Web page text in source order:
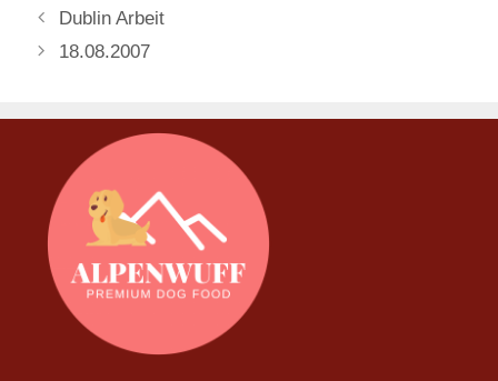
Dublin Arbeit
18.08.2007